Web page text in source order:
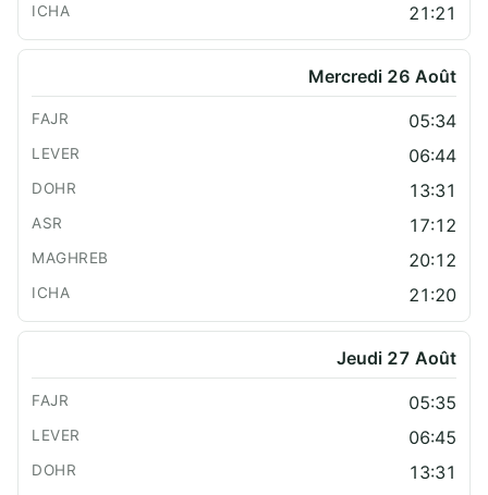
21:21
Mercredi 26 Août
05:34
06:44
13:31
17:12
20:12
21:20
Jeudi 27 Août
05:35
06:45
13:31